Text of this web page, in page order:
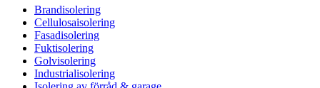
Brandisolering
Cellulosaisolering
Fasadisolering
Fuktisolering
Golvisolering
Industrialisolering